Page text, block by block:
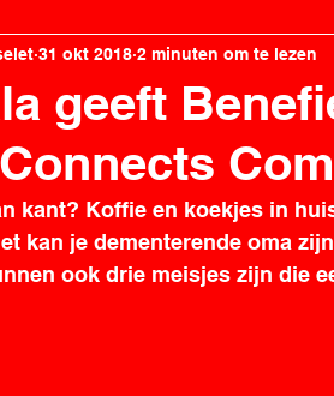
geeft
31 okt 2018 2 minuten om te lezen
kant? Koffie en koekjes in
kan je dementerende oma
ook drie meisjes zijn die